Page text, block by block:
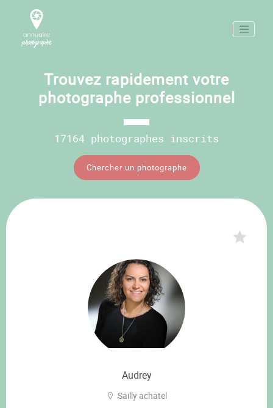
Trouvez rapidement votre
photographe professionnel
17164 photographes inscrits
Chercher un photographe
Audrey
Sailly achatel